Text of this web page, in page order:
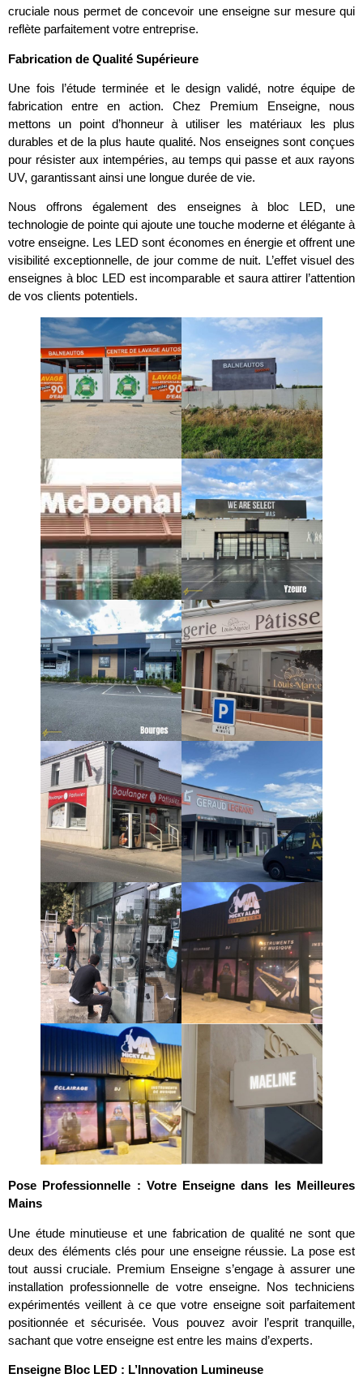
cruciale nous permet de concevoir une enseigne sur mesure qui
reflète parfaitement votre entreprise.
Fabrication de Qualité Supérieure
Une fois l’étude terminée et le design validé, notre équipe de
fabrication entre en action. Chez Premium Enseigne, nous
mettons un point d’honneur à utiliser les matériaux les plus
durables et de la plus haute qualité. Nos enseignes sont conçues
pour résister aux intempéries, au temps qui passe et aux rayons
UV, garantissant ainsi une longue durée de vie.
Nous offrons également des enseignes à bloc LED, une
technologie de pointe qui ajoute une touche moderne et élégante à
votre enseigne. Les LED sont économes en énergie et offrent une
visibilité exceptionnelle, de jour comme de nuit. L’effet visuel des
enseignes à bloc LED est incomparable et saura attirer l’attention
de vos clients potentiels.
Pose Professionnelle : Votre Enseigne dans les Meilleures
Mains
Une étude minutieuse et une fabrication de qualité ne sont que
deux des éléments clés pour une enseigne réussie. La pose est
tout aussi cruciale. Premium Enseigne s’engage à assurer une
installation professionnelle de votre enseigne. Nos techniciens
expérimentés veillent à ce que votre enseigne soit parfaitement
positionnée et sécurisée. Vous pouvez avoir l’esprit tranquille,
sachant que votre enseigne est entre les mains d’experts.
Enseigne Bloc LED : L’Innovation Lumineuse